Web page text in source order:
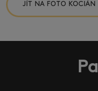
JÍT NA FOTO KOCIÁN